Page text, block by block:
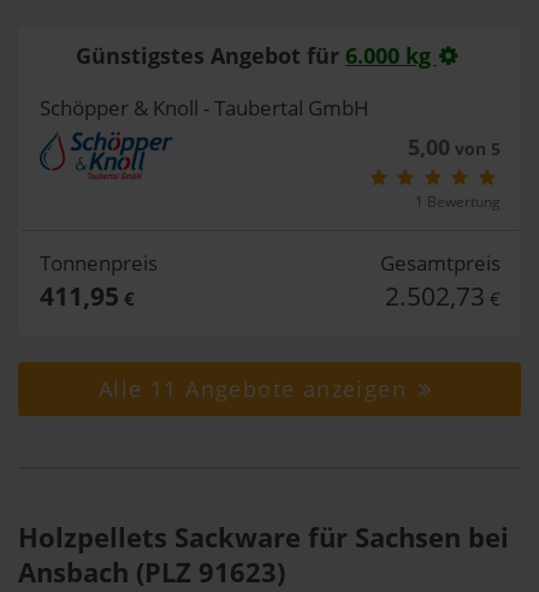
Günstigstes Angebot für 6.000 kg
Schöpper & Knoll - Taubertal GmbH
5,00 von 5
1 Bewertung
Tonnenpreis
411,95 €
Gesamtpreis
2.502,73 €
Alle 11 Angebote anzeigen
Holzpellets Sackware für Sachsen bei
Ansbach (PLZ 91623)